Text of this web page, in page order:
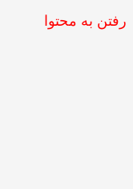
رفتن به محتوا